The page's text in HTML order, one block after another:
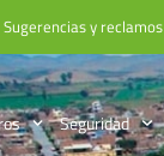
Sugerencias y reclamos
Seguridad